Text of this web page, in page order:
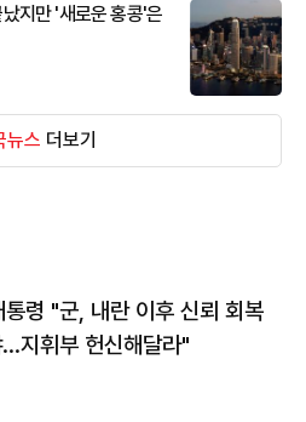
지만 '새로운 홍콩'은
뉴스 더보기
령 "군, 내란 이후 신뢰 회복
지휘부 헌신해달라"